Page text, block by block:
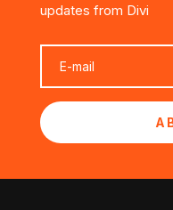
updates from Divi